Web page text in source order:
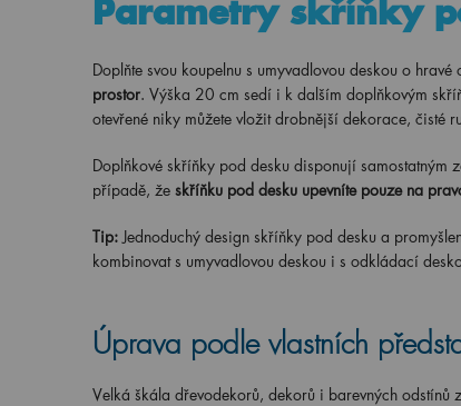
Parametry skříňky
Doplňte svou koupelnu s umyvadlovou deskou o
prostor. Výška 20 cm sedí i k dalším doplňkovým
otevřené niky můžete vložit drobnější dekorace, čisté
Doplňkové skříňky pod desku disponují samostatným
případě, že skříňku pod desku upevníte pouze na
Tip: Jednoduchý design skříňky pod desku a
kombinovat s umyvadlovou deskou i s odkládací
Úprava podle vlastních
Velká škála dřevodekorů, dekorů i barevných odstínů